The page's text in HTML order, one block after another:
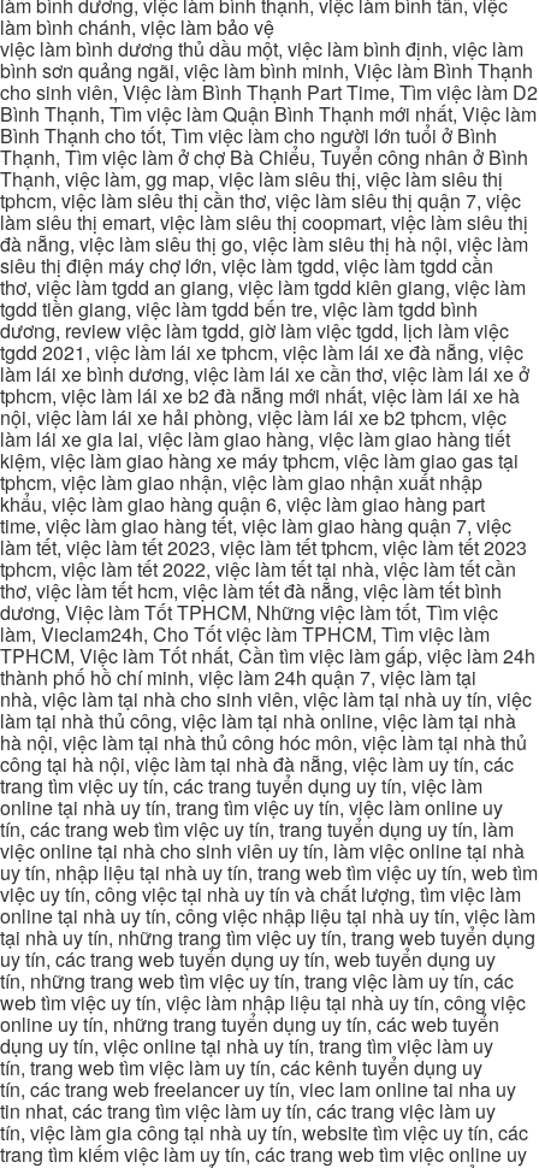
làm bình chánh, việc làm bảo vệ
việc làm bình dương thủ dầu một, việc làm bình định, việc làm
bình sơn quảng ngãi, việc làm bình minh, Việc làm Bình Thạnh
cho sinh viên, Việc làm Bình Thạnh Part Time, Tìm việc làm D2
Bình Thạnh, Tìm việc làm Quận Bình Thạnh mới nhất, Việc làm
Bình Thạnh cho tốt, Tìm việc làm cho người lớn tuổi ở Bình
Thạnh, Tìm việc làm ở chợ Bà Chiểu, Tuyển công nhân ở Bình
Thạnh, việc làm, gg map, việc làm siêu thị, việc làm siêu thị
tphcm, việc làm siêu thị cần thơ, việc làm siêu thị quận 7, việc
làm siêu thị emart, việc làm siêu thị coopmart, việc làm siêu thị
đà nẵng, việc làm siêu thị go, việc làm siêu thị hà nội, việc làm
siêu thị điện máy chợ lớn, việc làm tgdd, việc làm tgdd cần
thơ, việc làm tgdd an giang, việc làm tgdd kiên giang, việc làm
tgdd tiền giang, việc làm tgdd bến tre, việc làm tgdd bình
dương, review việc làm tgdd, giờ làm việc tgdd, lịch làm việc
tgdd 2021, việc làm lái xe tphcm, việc làm lái xe đà nẵng, việc
làm lái xe bình dương, việc làm lái xe cần thơ, việc làm lái xe ở
tphcm, việc làm lái xe b2 đà nẵng mới nhất, việc làm lái xe hà
nội, việc làm lái xe hải phòng, việc làm lái xe b2 tphcm, việc
làm lái xe gia lai, việc làm giao hàng, việc làm giao hàng tiết
kiệm, việc làm giao hàng xe máy tphcm, việc làm giao gas tại
tphcm, việc làm giao nhận, việc làm giao nhận xuất nhập
khẩu, việc làm giao hàng quận 6, việc làm giao hàng part
time, việc làm giao hàng tết, việc làm giao hàng quận 7, việc
làm tết, việc làm tết 2023, việc làm tết tphcm, việc làm tết 2023
tphcm, việc làm tết 2022, việc làm tết tại nhà, việc làm tết cần
thơ, việc làm tết hcm, việc làm tết đà nẵng, việc làm tết bình
dương, Việc làm Tốt TPHCM, Những việc làm tốt, Tìm việc
làm, Vieclam24h, Cho Tốt việc làm TPHCM, Tìm việc làm
TPHCM, Việc làm Tốt nhất, Cần tìm việc làm gấp, việc làm 24h
thành phố hồ chí minh, việc làm 24h quận 7, việc làm tại
nhà, việc làm tại nhà cho sinh viên, việc làm tại nhà uy tín, việc
làm tại nhà thủ công, việc làm tại nhà online, việc làm tại nhà
hà nội, việc làm tại nhà thủ công hóc môn, việc làm tại nhà thủ
công tại hà nội, việc làm tại nhà đà nẵng, việc làm uy tín, các
trang tìm việc uy tín, các trang tuyển dụng uy tín, việc làm
online tại nhà uy tín, trang tìm việc uy tín, việc làm online uy
tín, các trang web tìm việc uy tín, trang tuyển dụng uy tín, làm
việc online tại nhà cho sinh viên uy tín, làm việc online tại nhà
uy tín, nhập liệu tại nhà uy tín, trang web tìm việc uy tín, web tìm
việc uy tín, công việc tại nhà uy tín và chất lượng, tìm việc làm
online tại nhà uy tín, công việc nhập liệu tại nhà uy tín, việc làm
tại nhà uy tín, những trang tìm việc uy tín, trang web tuyển dụng
uy tín, các trang web tuyển dụng uy tín, web tuyển dụng uy
tín, những trang web tìm việc uy tín, trang việc làm uy tín, các
web tìm việc uy tín, việc làm nhập liệu tại nhà uy tín, công việc
online uy tín, những trang tuyển dụng uy tín, các web tuyển
dụng uy tín, việc online tại nhà uy tín, trang tìm việc làm uy
tín, trang web tìm việc làm uy tín, các kênh tuyển dụng uy
tín, các trang web freelancer uy tín, viec lam online tai nha uy
tin nhat, các trang tìm việc làm uy tín, các trang việc làm uy
tín, việc làm gia công tại nhà uy tín, website tìm việc uy tín, các
trang tìm kiếm việc làm uy tín, các trang web tìm việc online uy